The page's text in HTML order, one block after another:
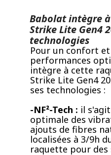
Babolat intègre
Strike Lite Gen4
technologies
Pour un confort et
performances
intègre à cette
Strike Lite Gen4
ses technologies :
-NF²-Tech : il
optimale des
ajouts de fibres
localisées à 3/9h
raquette pour des